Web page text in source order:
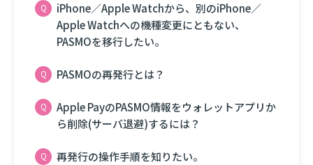
iPhone／Apple Watchから、別のiPhone／
Apple Watchへの機種変更にともない、
PASMOを移行したい。
PASMOの再発行とは？
Apple PayのPASMO情報をウォレットアプリか
ら削除(サーバ退避)するには？
再発行の操作手順を知りたい。